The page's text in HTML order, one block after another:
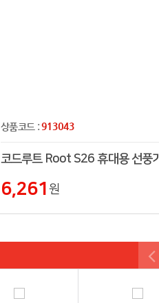
상품코드 :913043
코드루트 Root S26 휴대용 선풍기
6,261 원